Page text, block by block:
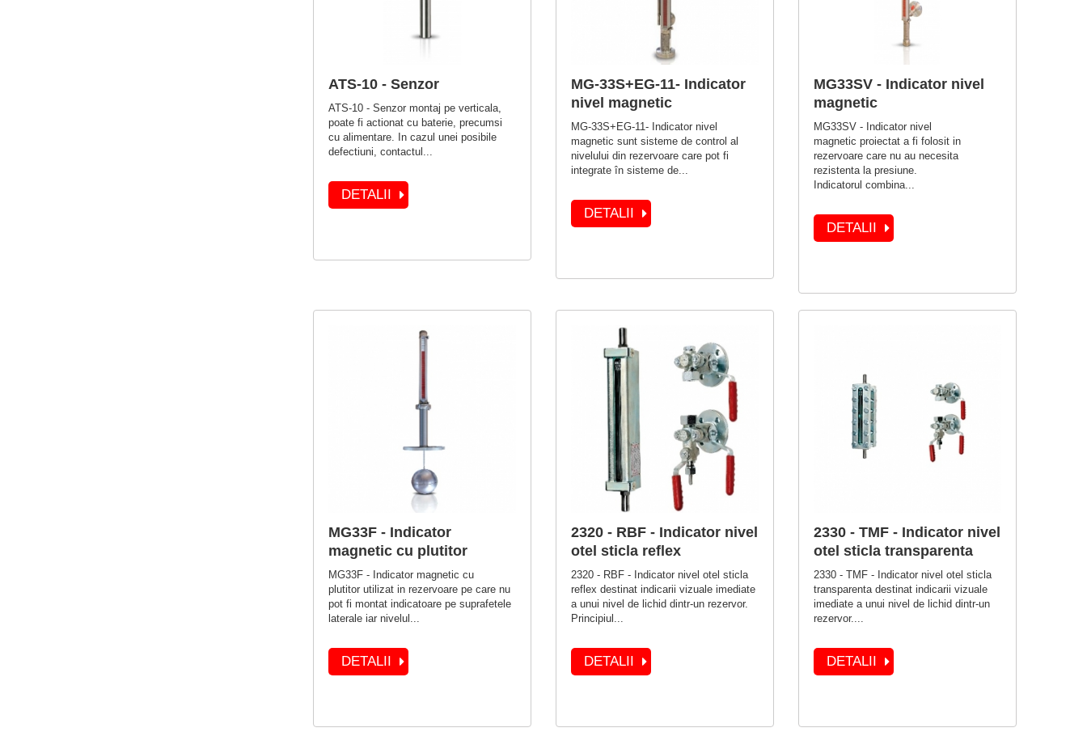
ATS-10 - Senzor
ATS-10 - Senzor montaj pe verticala,
poate fi actionat cu baterie, precumsi
cu alimentare. In cazul unei posibile
defectiuni, contactul...
DETALII
MG-33S+EG-11- Indicator
nivel magnetic
MG-33S+EG-11- Indicator nivel
magnetic sunt sisteme de control al
nivelului din rezervoare care pot fi
integrate în sisteme de...
DETALII
MG33SV - Indicator nivel
magnetic
MG33SV - Indicator nivel
magnetic proiectat a fi folosit in
rezervoare care nu au necesita
rezistenta la presiune.
Indicatorul combina...
DETALII
MG33F - Indicator
magnetic cu plutitor
MG33F - Indicator magnetic cu
plutitor utilizat in rezervoare pe care nu
pot fi montat indicatoare pe suprafetele
laterale iar nivelul...
DETALII
2320 - RBF - Indicator nivel
otel sticla reflex
2320 - RBF - Indicator nivel otel sticla
reflex destinat indicarii vizuale imediate
a unui nivel de lichid dintr-un rezervor.
Principiul...
DETALII
2330 - TMF - Indicator nivel
otel sticla transparenta
2330 - TMF - Indicator nivel otel sticla
transparenta destinat indicarii vizuale
imediate a unui nivel de lichid dintr-un
rezervor....
DETALII